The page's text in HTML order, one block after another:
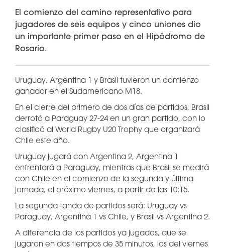
El comienzo del camino representativo para
jugadores de seis equipos y cinco uniones dio
un importante primer paso en el Hipódromo de
Rosario.
Uruguay, Argentina 1 y Brasil tuvieron un comienzo
ganador en el Sudamericano M18.
En el cierre del primero de dos días de partidos, Brasil
derrotó a Paraguay 27-24 en un gran partido, con lo
clasificó al World Rugby U20 Trophy que organizará
Chile este año.
Uruguay jugará con Argentina 2, Argentina 1
enfrentará a Paraguay, mientras que Brasil se medirá
con Chile en el comienzo de la segunda y última
jornada, el próximo viernes, a partir de las 10:15.
La segunda tanda de partidos será: Uruguay vs
Paraguay, Argentina 1 vs Chile, y Brasil vs Argentina 2.
A diferencia de los partidos ya jugados, que se
jugaron en dos tiempos de 35 minutos, los del viernes